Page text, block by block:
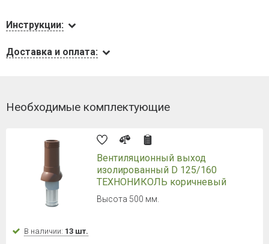
Инструкции:
Доставка и оплата:
Необходимые комплектующие
Вентиляционный выход
изолированный D 125/160
ТЕХНОНИКОЛЬ коричневый
Высота 500 мм.
В наличии: 13 шт.